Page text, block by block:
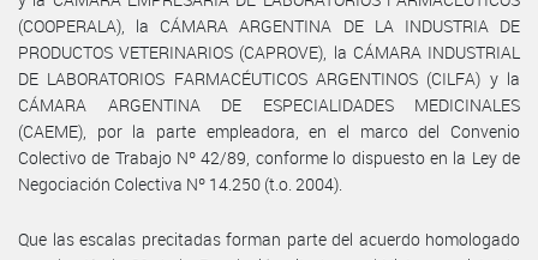
(COOPERALA), la CÁMARA ARGENTINA DE LA INDUSTRIA DE
PRODUCTOS VETERINARIOS (CAPROVE), la CÁMARA INDUSTRIAL
DE LABORATORIOS FARMACÉUTICOS ARGENTINOS (CILFA) y la
CÁMARA ARGENTINA DE ESPECIALIDADES MEDICINALES
(CAEME), por la parte empleadora, en el marco del Convenio
Colectivo de Trabajo Nº 42/89, conforme lo dispuesto en la Ley de
Negociación Colectiva Nº 14.250 (t.o. 2004).
Que las escalas precitadas forman parte del acuerdo homologado